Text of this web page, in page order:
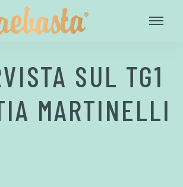
SUL TG1
MARTINELLI